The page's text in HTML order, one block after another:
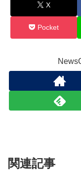
X
Pocket
関連記事